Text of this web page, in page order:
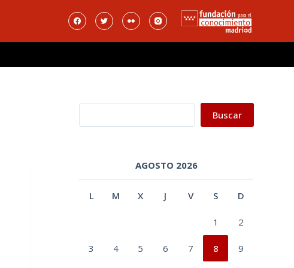
Buscar
AGOSTO 2026
L M X J V S D
1 2
3 4 5 6 7 8 9